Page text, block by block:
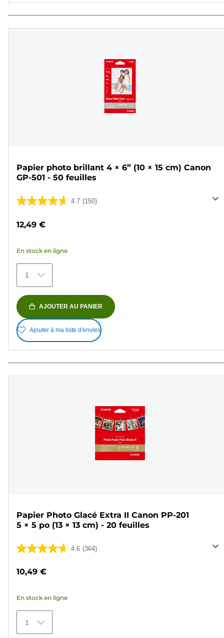
Papier photo brillant 4 × 6” (10 × 15 cm) Canon
GP-501 - 50 feuilles
4.7 (150)
4.7
5
150
avis
12,49 €
En stock en ligne
1
AJOUTER AU PANIER
Ajouter à ma liste d'envies
Papier Photo Glacé Extra II Canon PP-201
5 × 5 po (13 × 13 cm) - 20 feuilles
4.6 (364)
4.6
364
avis
10,49 €
En stock en ligne
1